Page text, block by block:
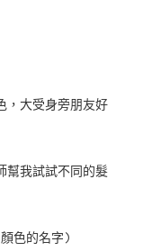
，大受身旁朋友好
幫我試試不同的髮
色的名字)